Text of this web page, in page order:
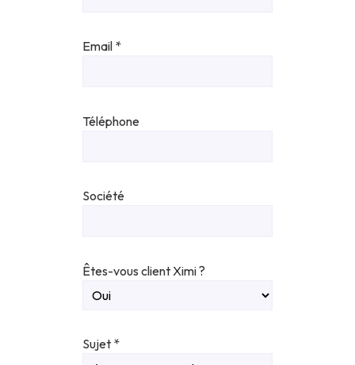
Email *
Téléphone
Société
Êtes-vous client Ximi ?
Sujet *